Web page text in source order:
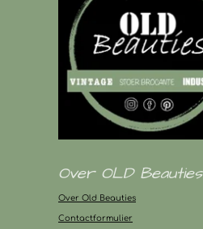
Over OLD Beauties
Over Old Beauties
Contactformulier